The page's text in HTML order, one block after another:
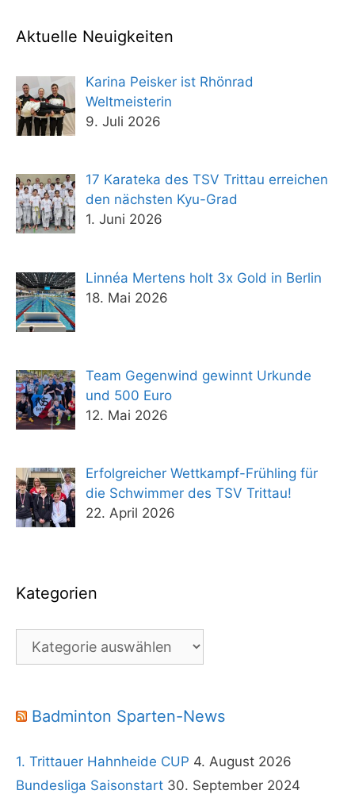
Aktuelle Neuigkeiten
Karina Peisker ist Rhönrad
Weltmeisterin
9. Juli 2026
17 Karateka des TSV Trittau erreichen
den nächsten Kyu-Grad
1. Juni 2026
Linnéa Mertens holt 3x Gold in Berlin
18. Mai 2026
Team Gegenwind gewinnt Urkunde
und 500 Euro
12. Mai 2026
Erfolgreicher Wettkampf-Frühling für
die Schwimmer des TSV Trittau!
22. April 2026
Kategorien
Kategorien
Badminton Sparten-News
1. Trittauer Hahnheide CUP 4. August 2026
Bundesliga Saisonstart 30. September 2024